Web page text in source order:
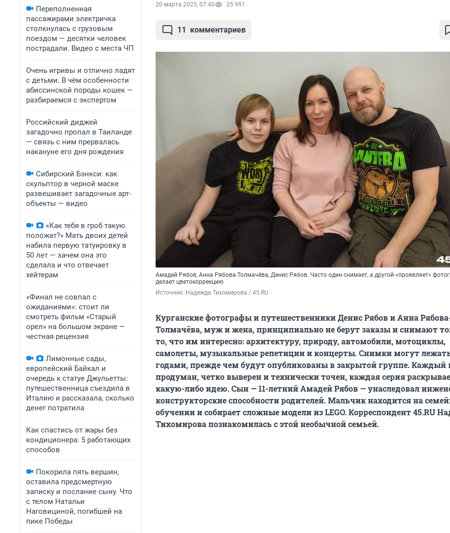
Переполненная
пассажирами электричка
столкнулась с грузовым
поездом — десятки человек
пострадали. Видео с места ЧП
Очень игривы и отлично ладят
с детьми. В чём особенности
абиссинской породы кошек —
разбираемся с экспертом
Российский диджей
загадочно пропал в Таиланде
— связь с ним прервалась
накануне его дня рождения
Сибирский Бэнкси: как
скульптор в черной маске
развешивает загадочные арт-
объекты — видео
«Как тебя в гроб такую
положат?» Мать двоих детей
набила первую татуировку в
50 лет — зачем она это
сделала и что отвечает
хейтерам
«Финал не совпал с
ожиданиями»: стоит ли
смотреть фильм «Старый
орел» на большом экране —
честная рецензия
Лимонные сады,
европейский Байкал и
очередь к статуе Джульетты:
путешественница съездила в
Италию и рассказала, сколько
денег потратила
Как спастись от жары без
кондиционера: 5 работающих
способов
Покорила пять вершин,
оставила предсмертную
записку и послание сыну. Что
с телом Натальи
Наговициной, погибшей на
пике Победы
20 марта 2025, 07:40 25 991
11 комментариев
Амадей Рябов, Анна Рябова-Толмачёва, Денис Рябов. Часто один снимает, а другой «проявляет»
делает цветокоррекцию
Источник: Надежда Тихомирова / 45.RU
Курганские фотографы и путешественники Денис Рябов и Анна
Толмачёва, муж и жена, принципиально не берут заказы и снимают
то, что им интересно: архитектуру, природу, автомобили, мотоциклы,
самолеты, музыкальные репетиции и концерты. Снимки могут
годами, прежде чем будут опубликованы в закрытой группе. Каждый
продуман, четко выверен и технически точен, каждая серия
какую-либо идею. Сын — 11-летний Амадей Рябов — унаследовал
конструкторские способности родителей. Мальчик находится на
обучении и собирает сложные модели из LEGO. Корреспондент 45.RU
Тихомирова познакомилась с этой необычной семьей.